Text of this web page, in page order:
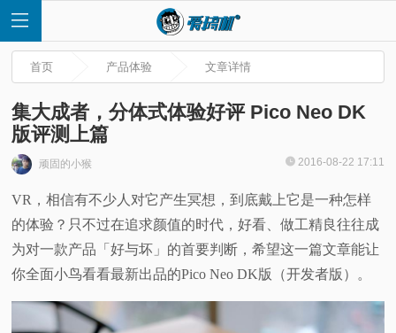
首
页
快
首页 产品体验 文章详情
集大成者，分体式体验好评 Pico Neo DK
版评测上篇
顽固的小猴 2016-08-22 17:11
VR，相信有不少人对它产生冥想，到底戴上它是一种怎样
的体验？只不过在追求颜值的时代，好看、做工精良往往成
为对一款产品「好与坏」的首要判断，希望这一篇文章能让
你全面小鸟看看最新出品的Pico Neo DK版（开发者版）。